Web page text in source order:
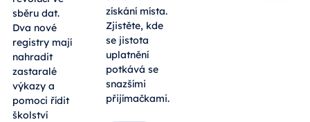
sběru dat.
Dva nové
registry mají
nahradit
zastaralé
výkazy a
pomoci řídit
školství
získání místa.
Zjistěte, kde
se jistota
uplatnění
potkává se
snazšími
přijímačkami.